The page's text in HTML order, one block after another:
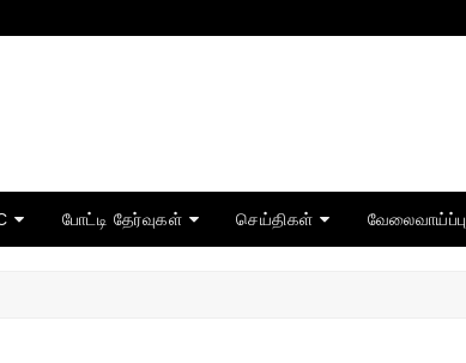
போட்டி தேர்வுகள் செய்திகள் வேலைவாய்ப்பு